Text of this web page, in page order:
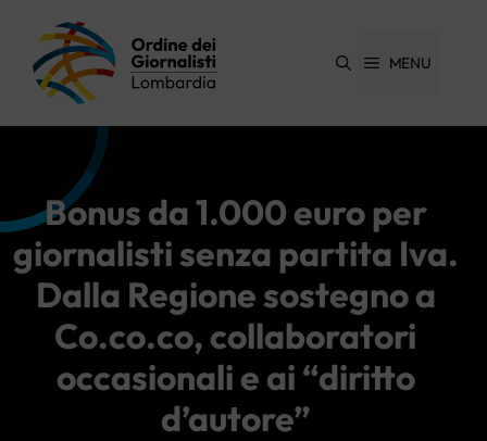
contenuto
MENU
Bonus da 1.000 euro per
giornalisti senza partita Iva.
Dalla Regione sostegno a
Co.co.co, collaboratori
occasionali e ai “diritto
d’autore”